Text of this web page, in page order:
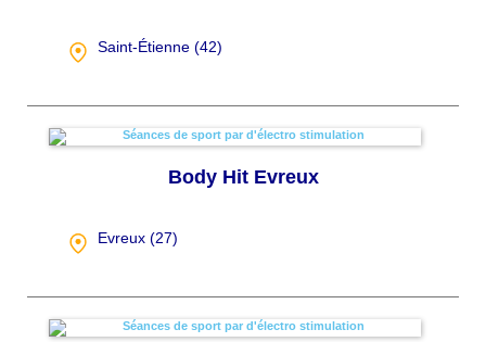
Saint-Étienne (42)
Body Hit Evreux
Evreux (27)